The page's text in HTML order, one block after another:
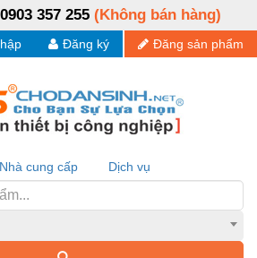
0903 357 255 (Không bán hàng)
Đăng sản phẩm
Đăng ký
Nhà cung cấp Dịch vụ